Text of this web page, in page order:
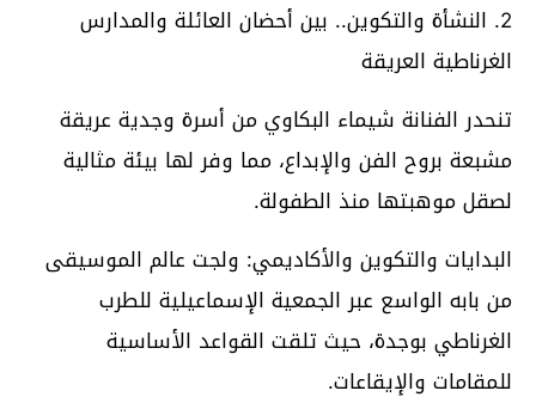
2. النشأة والتكوين.. بين أحضان العائلة والمدارس
الغرناطية العريقة
تنحدر الفنانة شيماء البكاوي من أسرة وجدية عريقة
مشبعة بروح الفن والإبداع، مما وفر لها بيئة مثالية
لصقل موهبتها منذ الطفولة.
البدايات والتكوين والأكاديمي: ولجت عالم الموسيقى
من بابه الواسع عبر الجمعية الإسماعيلية للطرب
الغرناطي بوجدة، حيث تلقت القواعد الأساسية
للمقامات والإيقاعات.